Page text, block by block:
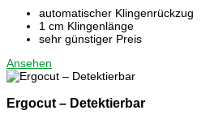
automatischer Klingenrückzug
1 cm Klingenlänge
sehr günstiger Preis
Ansehen
Ergocut – Detektierbar